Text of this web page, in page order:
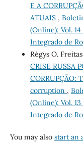
E A
ATUAIS ,
(Online): Vol.
Integrado de
Régys O.
CRISE RUSSA
CORRUPÇÃO:
corruption ,
(Online): Vol.
Integrado de
You may also start an